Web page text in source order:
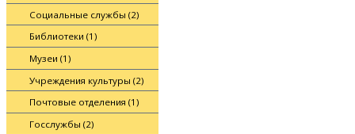
Социальные службы (2)
Библиотеки (1)
Музеи (1)
Учреждения культуры (2)
Почтовые отделения (1)
Госслужбы (2)